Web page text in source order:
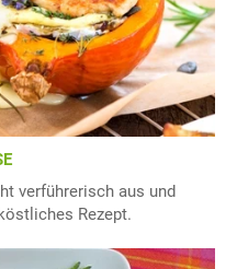
verführerisch aus und
Rezept.